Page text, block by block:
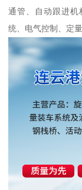
通管、自动跟进
统、电气控制、定